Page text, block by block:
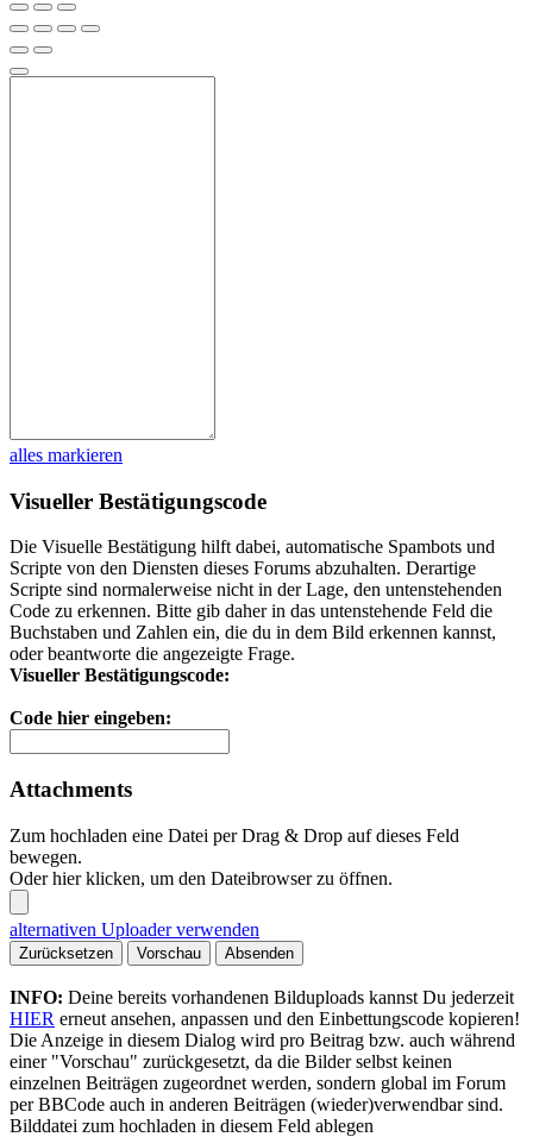
alles markieren
Visueller Bestätigungscode
Die Visuelle Bestätigung hilft dabei, automatische Spambots und
Scripte von den Diensten dieses Forums abzuhalten. Derartige
Scripte sind normalerweise nicht in der Lage, den untenstehenden
Code zu erkennen. Bitte gib daher in das untenstehende Feld die
Buchstaben und Zahlen ein, die du in dem Bild erkennen kannst,
oder beantworte die angezeigte Frage.
Visueller Bestätigungscode:
Code hier eingeben:
Attachments
Zum hochladen eine Datei per Drag & Drop auf dieses Feld
bewegen.
Oder hier klicken, um den Dateibrowser zu öffnen.
alternativen Uploader verwenden
Zurücksetzen Vorschau Absenden
INFO: Deine bereits vorhandenen Bilduploads kannst Du jederzeit
HIER erneut ansehen, anpassen und den Einbettungscode kopieren!
Die Anzeige in diesem Dialog wird pro Beitrag bzw. auch während
einer "Vorschau" zurückgesetzt, da die Bilder selbst keinen
einzelnen Beiträgen zugeordnet werden, sondern global im Forum
per BBCode auch in anderen Beiträgen (wieder)verwendbar sind.
Bilddatei zum hochladen in diesem Feld ablegen